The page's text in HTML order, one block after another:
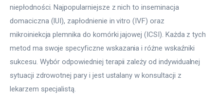
niepłodności. Najpopularniejsze z nich to inseminacja
domaciczna (IUI), zapłodnienie in vitro (IVF) oraz
mikroiniekcja plemnika do komórki jajowej (ICSI). Każda z tych
metod ma swoje specyficzne wskazania i różne wskaźniki
sukcesu. Wybór odpowiedniej terapii zależy od indywidualnej
sytuacji zdrowotnej pary i jest ustalany w konsultacji z
lekarzem specjalistą.